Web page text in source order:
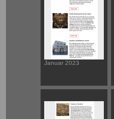
Januar 2023